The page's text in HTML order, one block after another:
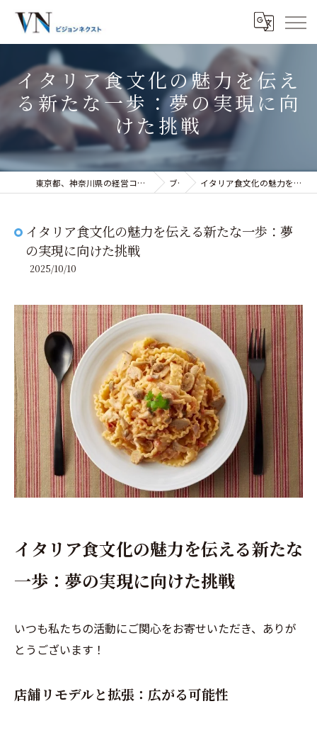
イタリア食文化の魅力を伝え
る新たな一歩：夢の実現に向
けた挑戦
東京都、神奈川県の経営コンサルティングなら株式会社ビジョンネクスト ブログ イタリア食文化の魅力を伝える新たな一歩：夢の実現に向けた挑戦
イタリア食文化の魅力を伝える新たな一歩：夢
の実現に向けた挑戦
2025/10/10
イタリア食文化の魅力を伝える新たな
一歩：夢の実現に向けた挑戦
いつも私たちの活動にご関心をお寄せいただき、ありが
とうございます！
店舗リモデルと拡張：広がる可能性